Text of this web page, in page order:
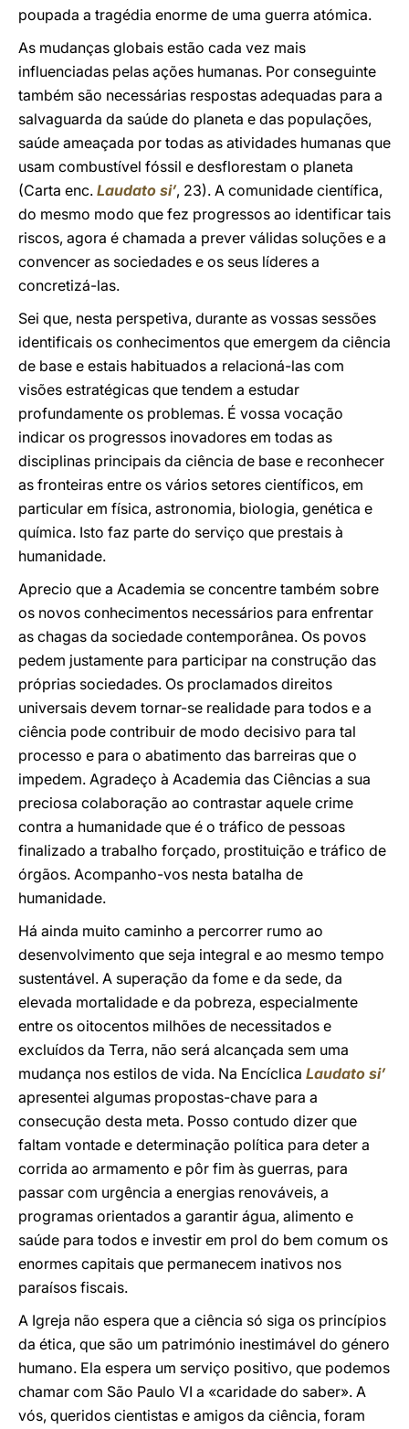
poupada a tragédia enorme de uma guerra atómica.
As mudanças globais estão cada vez mais
influenciadas pelas ações humanas. Por conseguinte
também são necessárias respostas adequadas para a
salvaguarda da saúde do planeta e das populações,
saúde ameaçada por todas as atividades humanas que
usam combustível fóssil e desflorestam o planeta
(Carta enc. Laudato si’, 23). A comunidade científica,
do mesmo modo que fez progressos ao identificar tais
riscos, agora é chamada a prever válidas soluções e a
convencer as sociedades e os seus líderes a
concretizá-las.
Sei que, nesta perspetiva, durante as vossas sessões
identificais os conhecimentos que emergem da ciência
de base e estais habituados a relacioná-las com
visões estratégicas que tendem a estudar
profundamente os problemas. É vossa vocação
indicar os progressos inovadores em todas as
disciplinas principais da ciência de base e reconhecer
as fronteiras entre os vários setores científicos, em
particular em física, astronomia, biologia, genética e
química. Isto faz parte do serviço que prestais à
humanidade.
Aprecio que a Academia se concentre também sobre
os novos conhecimentos necessários para enfrentar
as chagas da sociedade contemporânea. Os povos
pedem justamente para participar na construção das
próprias sociedades. Os proclamados direitos
universais devem tornar-se realidade para todos e a
ciência pode contribuir de modo decisivo para tal
processo e para o abatimento das barreiras que o
impedem. Agradeço à Academia das Ciências a sua
preciosa colaboração ao contrastar aquele crime
contra a humanidade que é o tráfico de pessoas
finalizado a trabalho forçado, prostituição e tráfico de
órgãos. Acompanho-vos nesta batalha de
humanidade.
Há ainda muito caminho a percorrer rumo ao
desenvolvimento que seja integral e ao mesmo tempo
sustentável. A superação da fome e da sede, da
elevada mortalidade e da pobreza, especialmente
entre os oitocentos milhões de necessitados e
excluídos da Terra, não será alcançada sem uma
mudança nos estilos de vida. Na Encíclica Laudato si’
apresentei algumas propostas-chave para a
consecução desta meta. Posso contudo dizer que
faltam vontade e determinação política para deter a
corrida ao armamento e pôr fim às guerras, para
passar com urgência a energias renováveis, a
programas orientados a garantir água, alimento e
saúde para todos e investir em prol do bem comum os
enormes capitais que permanecem inativos nos
paraísos fiscais.
A Igreja não espera que a ciência só siga os princípios
da ética, que são um património inestimável do género
humano. Ela espera um serviço positivo, que podemos
chamar com São Paulo VI a «caridade do saber». A
vós, queridos cientistas e amigos da ciência, foram